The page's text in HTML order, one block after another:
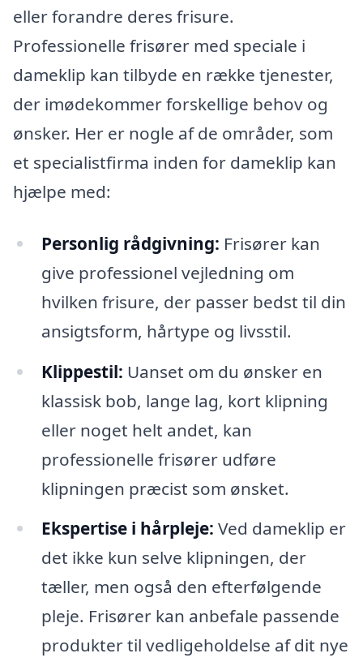
eller forandre deres frisure.
Professionelle frisører med speciale i
dameklip kan tilbyde en række tjenester,
der imødekommer forskellige behov og
ønsker. Her er nogle af de områder, som
et specialistfirma inden for dameklip kan
hjælpe med:
Personlig rådgivning: Frisører kan
give professionel vejledning om
hvilken frisure, der passer bedst til din
ansigtsform, hårtype og livsstil.
Klippestil: Uanset om du ønsker en
klassisk bob, lange lag, kort klipning
eller noget helt andet, kan
professionelle frisører udføre
klipningen præcist som ønsket.
Ekspertise i hårpleje: Ved dameklip er
det ikke kun selve klipningen, der
tæller, men også den efterfølgende
pleje. Frisører kan anbefale passende
produkter til vedligeholdelse af dit nye